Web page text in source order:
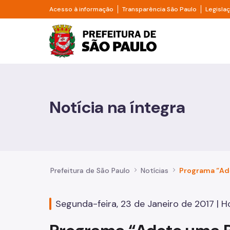
Pular para o Conteúdo principal
Acesso à informação Divisor de acesso à informação
Transparência São Paulo Divisor
Prefeitura de São
Casa e Moradia
Educação
Notícia na íntegra
Prefeitura de São Paulo Notícias
Segunda-feira, 23 de Janeiro de 2017 |